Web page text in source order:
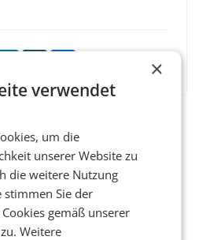
Post: Umsatzplus im
trotz schwachem
Österreichische Post AG hat im
2026 einen Konzernumsatz
×
verwendet
um die
unserer Website zu
die weitere Nutzung
stimmen Sie der
gemäß unserer
zu.Weitere